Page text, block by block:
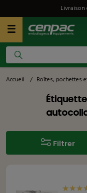
Livraison
Accueil / Boîtes, pochettes
Filtrer